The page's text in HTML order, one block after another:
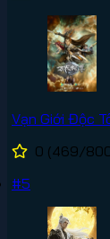
Vạn Giới Độc
0 (469/
#5